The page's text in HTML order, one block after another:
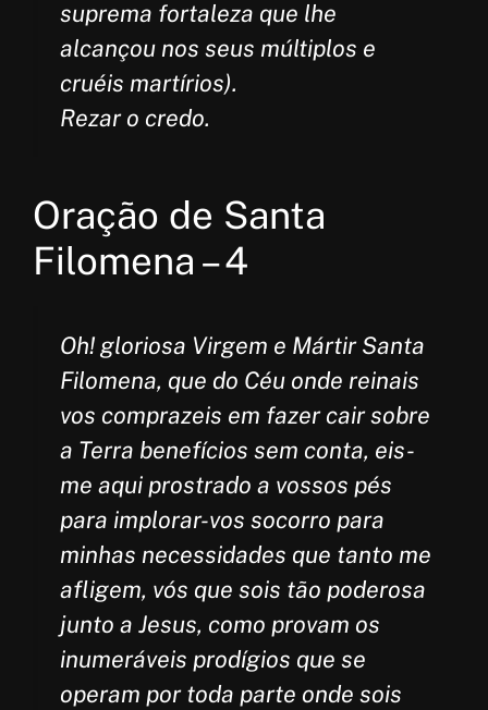
suprema fortaleza que lhe
alcançou nos seus múltiplos e
cruéis martírios).
Rezar o credo.
Oração de Santa
Filomena – 4
Oh! gloriosa Virgem e Mártir Santa
Filomena, que do Céu onde reinais
vos comprazeis em fazer cair sobre
a Terra benefícios sem conta, eis-
me aqui prostrado a vossos pés
para implorar-vos socorro para
minhas necessidades que tanto me
afligem, vós que sois tão poderosa
junto a Jesus, como provam os
inumeráveis prodígios que se
operam por toda parte onde sois